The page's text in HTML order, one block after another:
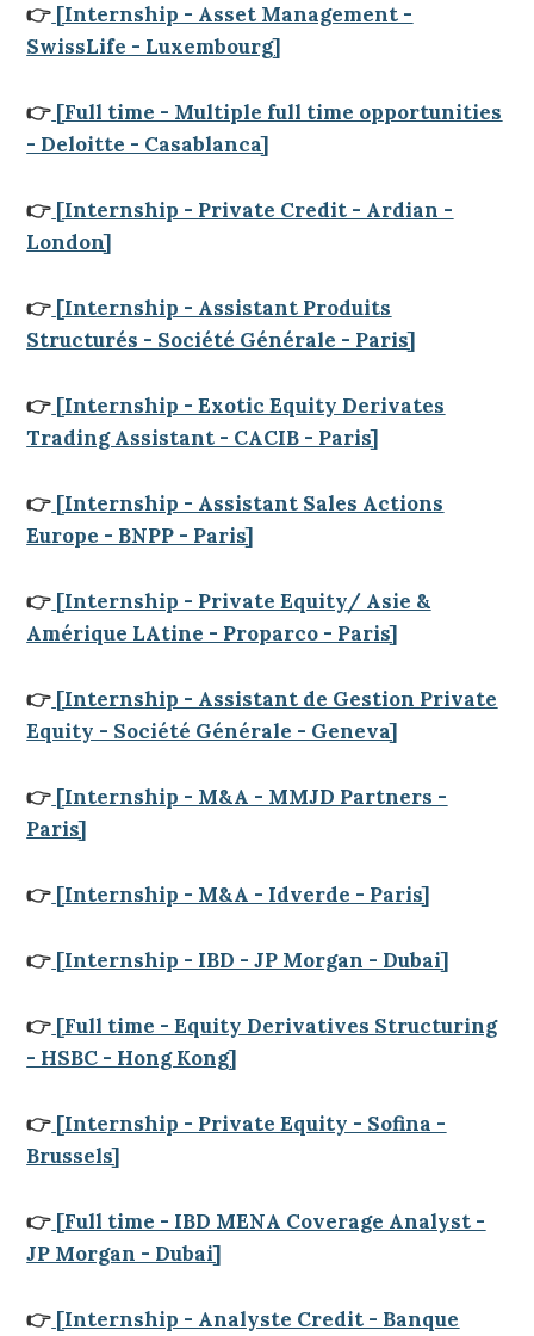
👉 [Internship - Asset Management -
SwissLife - Luxembourg]
👉 [Full time - Multiple full time opportunities
- Deloitte - Casablanca]
👉 [Internship - Private Credit - Ardian -
London]
👉 [Internship - Assistant Produits
Structurés - Société Générale - Paris]
👉 [Internship - Exotic Equity Derivates
Trading Assistant - CACIB - Paris]
👉 [Internship - Assistant Sales Actions
Europe - BNPP - Paris]
👉 [Internship - Private Equity/ Asie &
Amérique LAtine - Proparco - Paris]
👉 [Internship - Assistant de Gestion Private
Equity - Société Générale - Geneva]
👉 [Internship - M&A - MMJD Partners -
Paris]
👉 [Internship - M&A - Idverde - Paris]
👉 [Internship - IBD - JP Morgan - Dubai]
👉 [Full time - Equity Derivatives Structuring
- HSBC - Hong Kong]
👉 [Internship - Private Equity - Sofina -
Brussels]
👉 [Full time - IBD MENA Coverage Analyst -
JP Morgan - Dubai]
👉 [Internship - Analyste Credit - Banque